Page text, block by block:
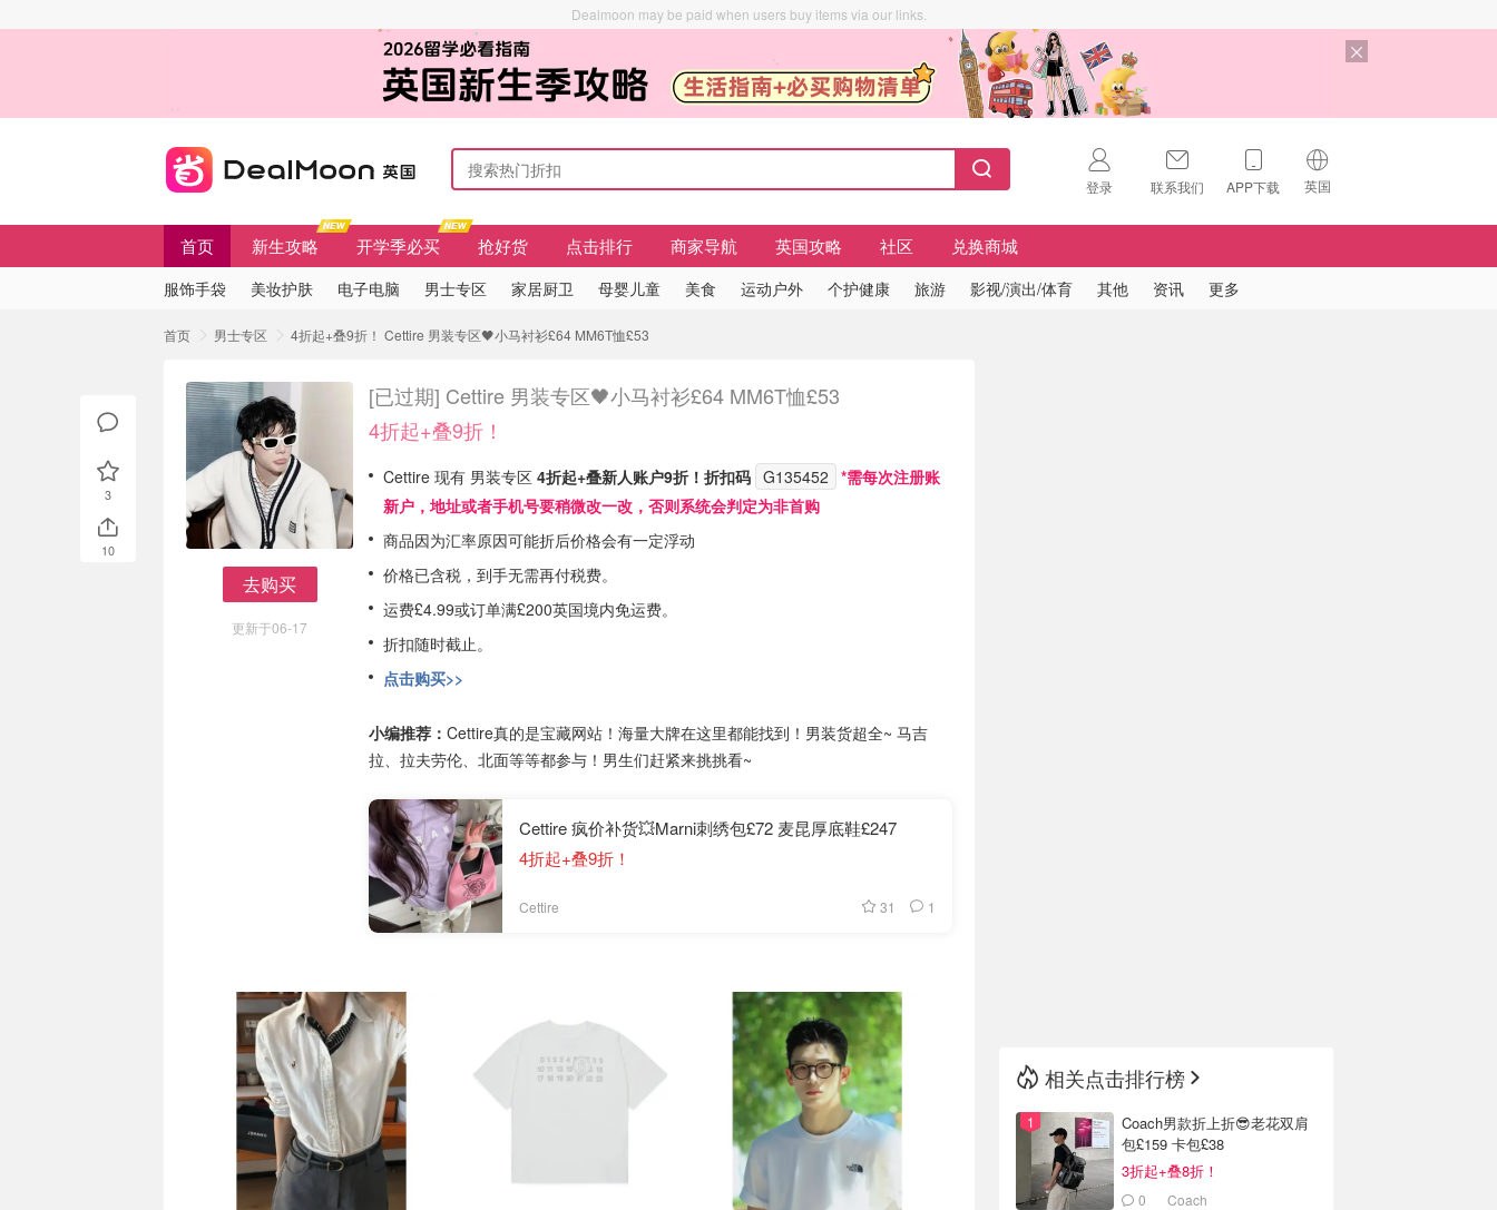
Dealmoon may be paid when users buy items via our links.
登录 联系我们 APP下载 英国
🇺🇸
🇨🇳
中国
首页 新生攻略 开学季必买 抢好货 点击排行 商家导航 英国攻略 社区 兑换商城
服饰手袋 美妆护肤 电子电脑 男士专区 家居厨卫 母婴儿童 美食 运动户外 个护健康 旅游 影视/演出/体育 其他 资讯 更多
首页 男士专区 4折起+叠9折！ Cettire 男装专区🖤小马衬衫£64 MM6T恤£53
去购买
更新于06-17
[已过期] Cettire 男装专区🖤小马衬衫£64 MM6T恤£53
4折起+叠9折！
Cettire 现有 男装专区 4折起+叠新人账户9折！折扣码 G135452 *需每次注册‮账
新‬户，地址或者手机号要稍‮改微‬一改，否则系统会‮定判‬为非首购
商品因为汇率原因可能折后价格会有一定浮动
价格已含税，到手无需再付税费。
运费£4.99或订单满£200英国境内免运费。
折扣随时截止。
点击购买>>
小编推荐： Cettire真的是宝藏网站！海量大牌在这里都能找到！男装货超全~ 马吉
拉、拉夫劳伦、北面等等都参与！男生们赶紧来挑挑看~
Cettire 疯价补货💥Marni刺绣包£72 麦昆厚底鞋£247
4折起+叠9折！
Cettire 31 1
3
10
相关点击排行榜
Coach男款折上折😎老花双肩
包£159 卡包£38
3折起+叠8折！
0 Coach